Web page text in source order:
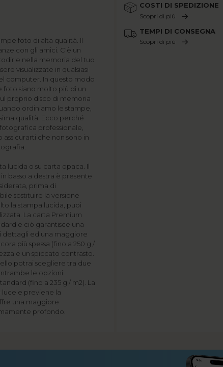
foto di alta qualità. Il
con gli amici. C'è un
nella memoria del tuo
visualizzate in qualsiasi
computer. In questo modo
siano molto più di un
proprio disco di memoria
ordiniamo le stampe,
qualità. Ecco perché
professionale,
che non sono in
lucida o su carta opaca. Il
basso a destra è presente
prima di
sostituire la versione
la stampa lucida, puoi
La carta Premium
e ciò garantisce una
dettagli ed una maggiore
più spessa (fino a 250 g /
e un spiccato contrasto.
potrai scegliere tra due
le opzioni
(fino a 235 g / m2). La
e previene la
una maggiore
profondo.
COSTI DI SPEDIZIONE
Scopri di più
TEMPI DI CONSEGNA
Scopri di più